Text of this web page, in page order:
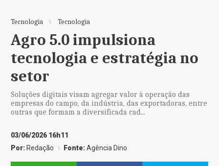
Tecnologia Tecnologia
Agro 5.0 impulsiona
tecnologia e estratégia no
setor
Soluções digitais visam agregar valor à operação das
empresas do campo, da indústria, das exportadoras, entre
outras que formam a diversificada cad...
03/06/2026 16h11
Por: Redação Fonte:Agência Dino